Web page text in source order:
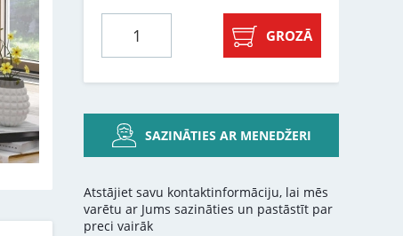
GROZĀ
SAZINĀTIES AR MENEDŽERI
Atstājiet savu kontaktinformāciju, lai mēs
varētu ar Jums sazināties un pastāstīt par
preci vairāk